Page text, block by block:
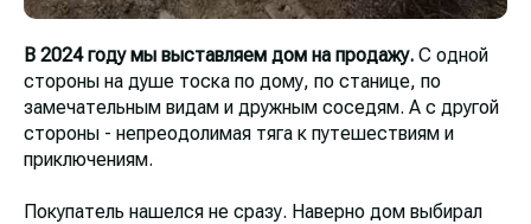
В 2024 году мы выставляем дом на продажу. С одной
стороны на душе тоска по дому, по станице, по
замечательным видам и дружным соседям. А с другой
стороны - непреодолимая тяга к путешествиям и
приключениям.
Покупатель нашелся не сразу. Наверно дом выбирал